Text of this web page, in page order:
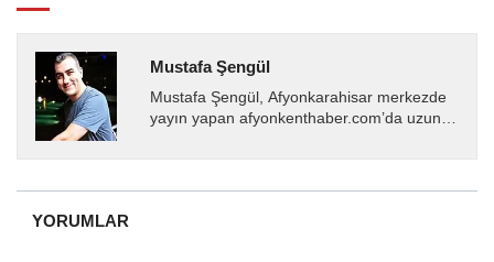
Mustafa Şengül
Mustafa Şengül, Afyonkarahisar merkezde
yayın yapan afyonkenthaber.com’da uzun
almakta, haber akışı...
YORUMLAR